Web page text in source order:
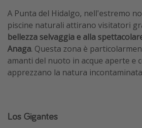
A Punta del Hidalgo, nell'estremo
piscine naturali attirano visitatori
bellezza selvaggia e alla
Anaga. Questa zona è
amanti del nuoto in acque aperte e
apprezzano la natura
Los Gigantes